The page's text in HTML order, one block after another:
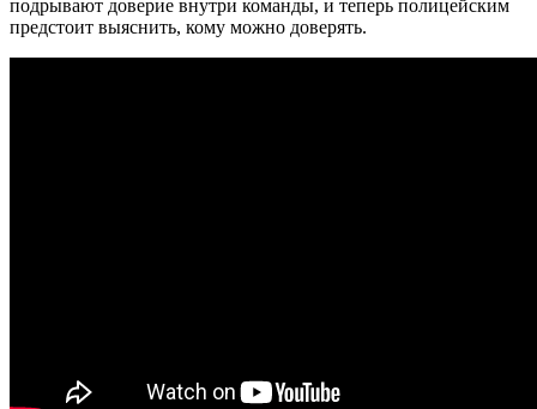
подрывают доверие внутри команды, и теперь полицейским
предстоит выяснить, кому можно доверять.